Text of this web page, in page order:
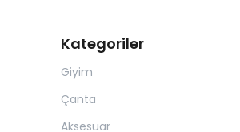
Kategoriler
Giyim
Çanta
Aksesuar